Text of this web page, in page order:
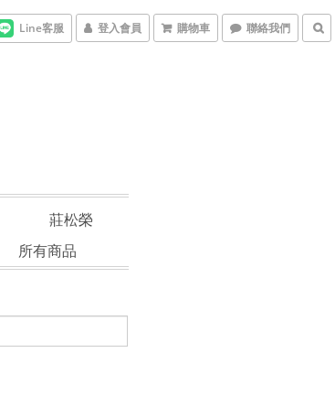
Line客服 登入會員 購物車 聯絡我們
莊松榮
所有商品